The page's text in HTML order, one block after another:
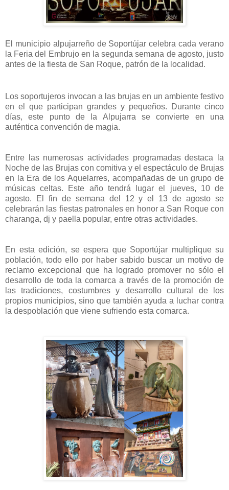
El municipio alpujarreño de Soportújar celebra cada verano
la Feria del Embrujo en la segunda semana de agosto, justo
antes de la fiesta de San Roque, patrón de la localidad.
Los soportujeros invocan a las brujas en un ambiente festivo
en el que participan grandes y pequeños. Durante cinco
días, este punto de la Alpujarra se convierte en una
auténtica convención de magia.
Entre las numerosas actividades programadas destaca la
Noche de las Brujas con comitiva y el espectáculo de Brujas
en la Era de los Aquelarres, acompañadas de un grupo de
músicas celtas. Este año tendrá lugar el jueves, 10 de
agosto. El fin de semana del 12 y el 13 de agosto se
celebrarán las fiestas patronales en honor a San Roque con
charanga, dj y paella popular, entre otras actividades.
En esta edición, se espera que Soportújar multiplique su
población, todo ello por haber sabido buscar un motivo de
reclamo excepcional que ha logrado promover no sólo el
desarrollo de toda la comarca a través de la promoción de
las tradiciones, costumbres y desarrollo cultural de los
propios municipios, sino que también ayuda a luchar contra
la despoblación que viene sufriendo esta comarca.